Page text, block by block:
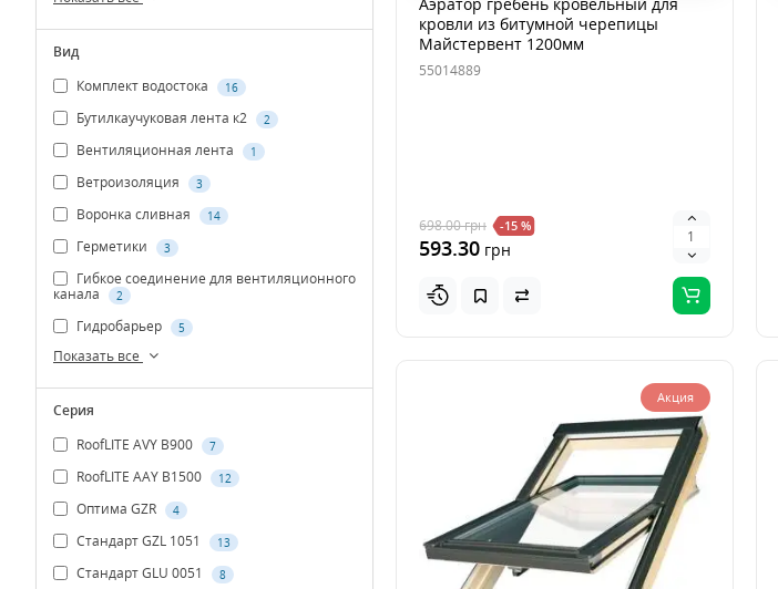
кровли из битумной черепицы
Майстервент 1200мм
55014889
698.00грн -15 %
593.30 грн
Акция
Вид
Комплект водостока
16
Бутилкаучуковая лента к2 2
Вентиляционная лента 1
Ветроизоляция 3
Воронка сливная 14
Герметики 3
Гибкое соединение для вентиляционного
канала
2
Гидробарьер 5
Показать все
Серия
RoofLITE AVY B900
7
RoofLITE AAY B1500 12
Оптима GZR 4
Стандарт GZL 1051 13
Стандарт GLU 0051 8